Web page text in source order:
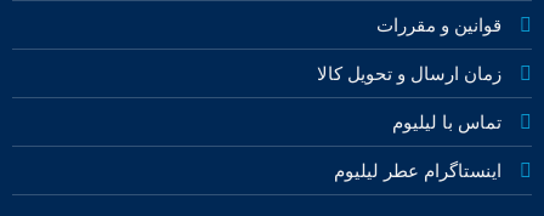
قوانین و مقررات
زمان ارسال و تحویل کالا
تماس با لیلیوم
اینستاگرام عطر لیلیوم